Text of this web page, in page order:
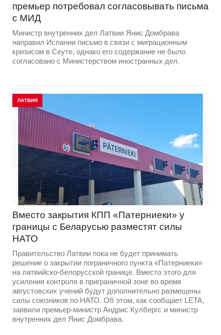
премьер потребовал согласовывать письма
с МИД
Министр внутренних дел Латвии Янис Домбрава
направил Испании письмо в связи с миграционным
кризисом в Сеуте, однако его содержание не было
согласовано с Министерством иностранных дел.
ЛАТВИЯ
Вместо закрытия КПП «Патерниеки» у
границы с Беларусью разместят силы
НАТО
Правительство Латвии пока не будет принимать
решение о закрытии пограничного пункта «Патерниеки»
на латвийско-белорусской границе. Вместо этого для
усиления контроля в приграничной зоне во время
августовских учений будут дополнительно размещены
силы союзников по НАТО. Об этом, как сообщает LETA,
заявили премьер-министр Андрис Кулбергс и министр
внутренних дел Янис Домбрава.